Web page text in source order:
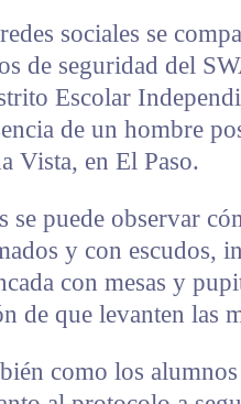
sociales se
de seguridad del
Escolar
de un hombre
Vista, en El Paso.
se puede observar
y con escudos,
con mesas y
de que levanten las
como los